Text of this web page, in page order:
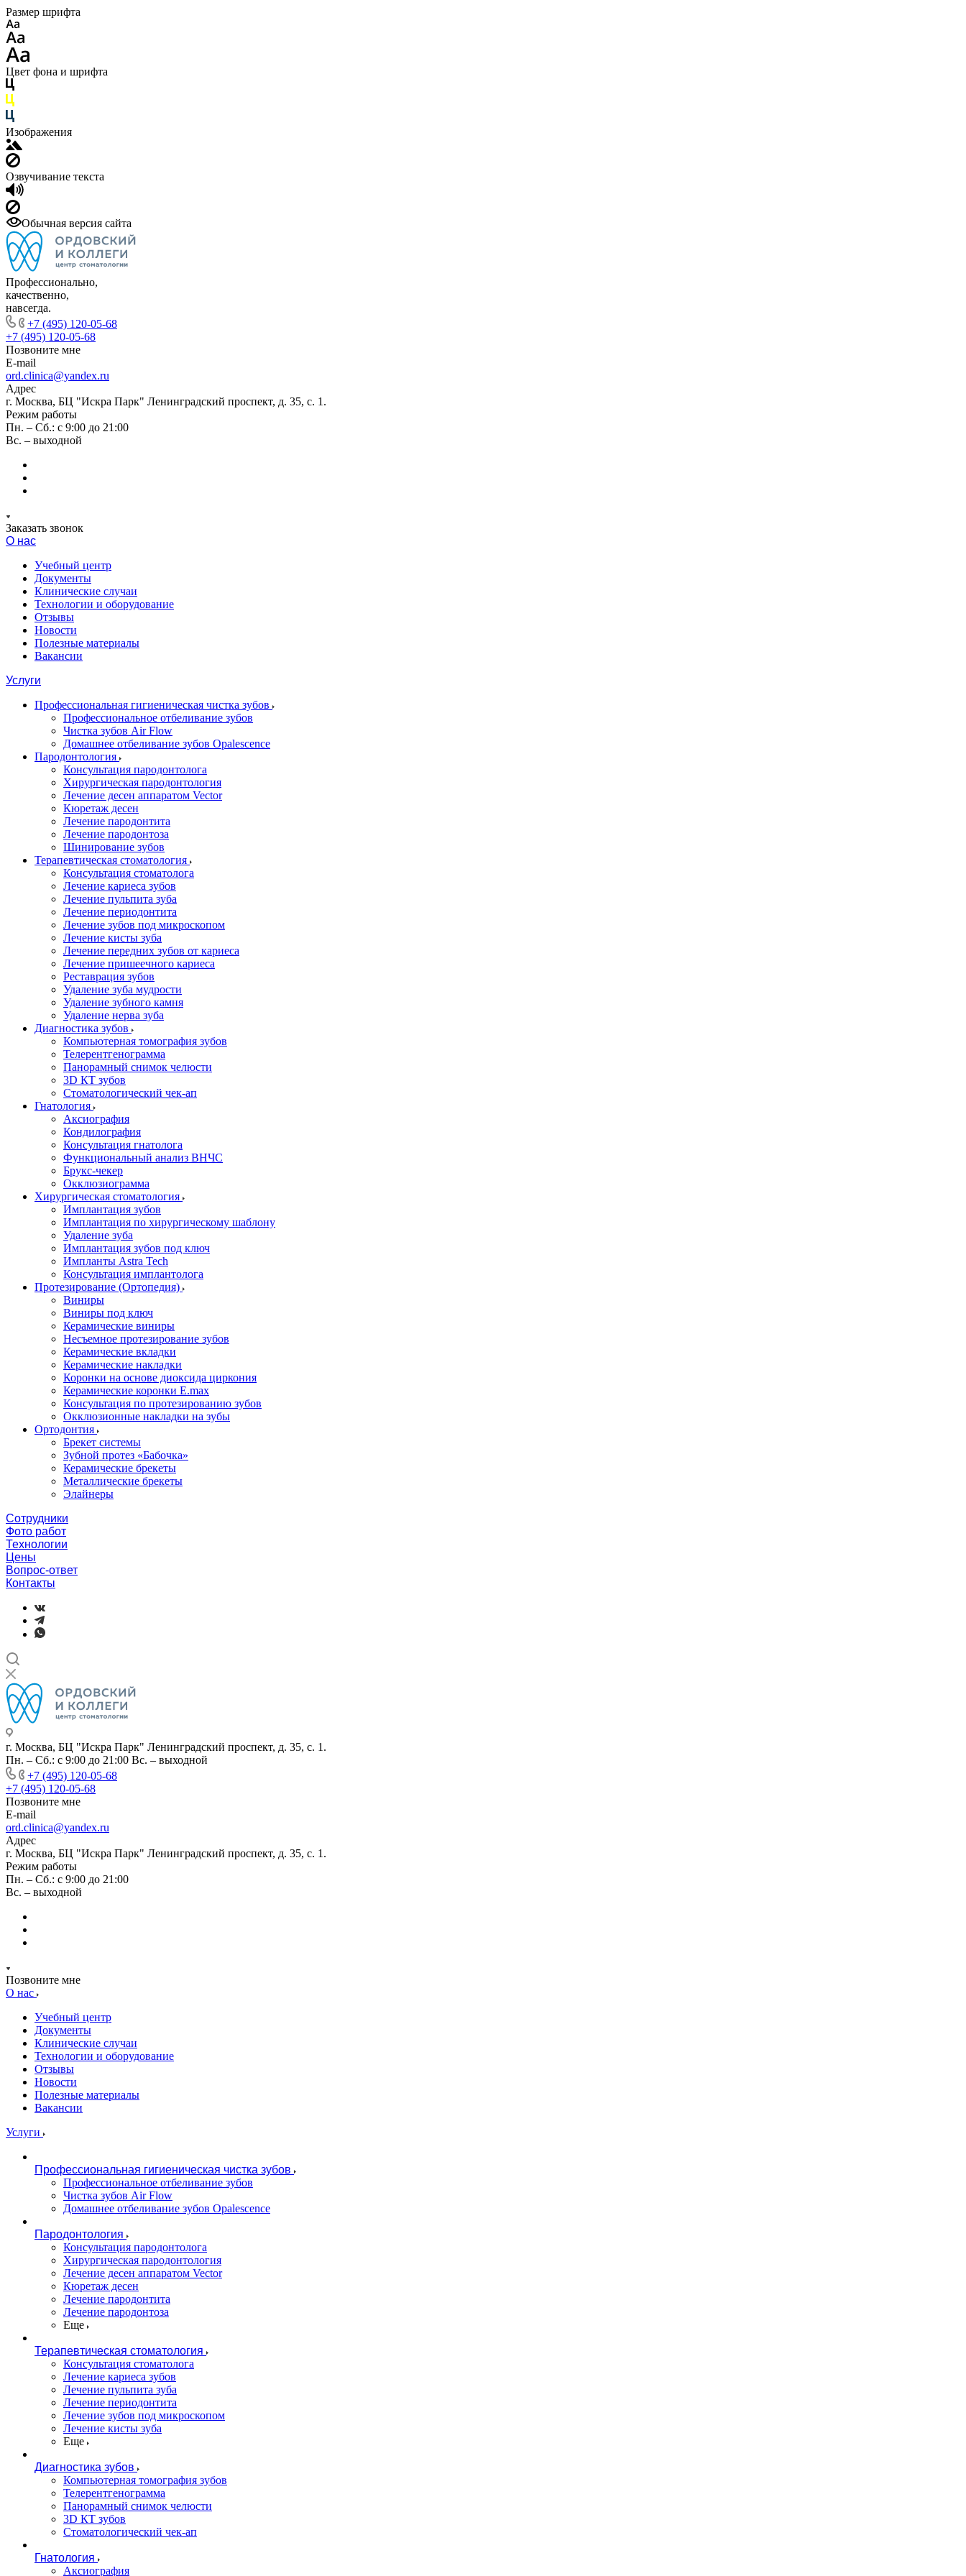
Размер шрифта
Цвет фона и шрифта
Изображения
Озвучивание текста
Обычная версия сайта
Профессионально,
качественно,
навсегда.
+7 (495) 120-05-68
+7 (495) 120-05-68
Позвоните мне
E-mail
ord.clinica@yandex.ru
Адрес
г. Москва, БЦ "Искра Парк" Ленинградский проспект, д. 35, с. 1.
Режим работы
Пн. – Сб.: с 9:00 до 21:00
Вс. – выходной
Заказать звонок
О нас
Учебный центр
Документы
Клинические случаи
Технологии и оборудование
Отзывы
Новости
Полезные материалы
Вакансии
Услуги
Профессиональная гигиеническая чистка зубов
Профессиональное отбеливание зубов
Чистка зубов Air Flow
Домашнее отбеливание зубов Opalescence
Пародонтология
Консультация пародонтолога
Хирургическая пародонтология
Лечение десен аппаратом Vector
Кюретаж десен
Лечение пародонтита
Лечение пародонтоза
Шинирование зубов
Терапевтическая стоматология
Консультация стоматолога
Лечение кариеса зубов
Лечение пульпита зуба
Лечение периодонтита
Лечение зубов под микроскопом
Лечение кисты зуба
Лечение передних зубов от кариеса
Лечение пришеечного кариеса
Реставрация зубов
Удаление зуба мудрости
Удаление зубного камня
Удаление нерва зуба
Диагностика зубов
Компьютерная томография зубов
Телерентгенограмма
Панорамный снимок челюсти
3D КТ зубов
Стоматологический чек-ап
Гнатология
Аксиография
Кондилография
Консультация гнатолога
Функциональный анализ ВНЧС
Брукс-чекер
Окклюзиограмма
Хирургическая стоматология
Имплантация зубов
Имплантация по хирургическому шаблону
Удаление зуба
Имплантация зубов под ключ
Импланты Astra Tech
Консультация имплантолога
Протезирование (Ортопедия)
Виниры
Виниры под ключ
Керамические виниры
Несъемное протезирование зубов
Керамические вкладки
Керамические накладки
Коронки на основе диоксида циркония
Керамические коронки E.max
Консультация по протезированию зубов
Окклюзионные накладки на зубы
Ортодонтия
Брекет системы
Зубной протез «Бабочка»
Керамические брекеты
Металлические брекеты
Элайнеры
Сотрудники
Фото работ
Технологии
Цены
Вопрос-ответ
Контакты
г. Москва, БЦ "Искра Парк" Ленинградский проспект, д. 35, с. 1.
Пн. – Сб.: с 9:00 до 21:00 Вс. – выходной
+7 (495) 120-05-68
+7 (495) 120-05-68
Позвоните мне
E-mail
ord.clinica@yandex.ru
Адрес
г. Москва, БЦ "Искра Парк" Ленинградский проспект, д. 35, с. 1.
Режим работы
Пн. – Сб.: с 9:00 до 21:00
Вс. – выходной
Позвоните мне
О нас
Учебный центр
Документы
Клинические случаи
Технологии и оборудование
Отзывы
Новости
Полезные материалы
Вакансии
Услуги
Профессиональная гигиеническая чистка зубов
Профессиональное отбеливание зубов
Чистка зубов Air Flow
Домашнее отбеливание зубов Opalescence
Пародонтология
Консультация пародонтолога
Хирургическая пародонтология
Лечение десен аппаратом Vector
Кюретаж десен
Лечение пародонтита
Лечение пародонтоза
Еще
Терапевтическая стоматология
Консультация стоматолога
Лечение кариеса зубов
Лечение пульпита зуба
Лечение периодонтита
Лечение зубов под микроскопом
Лечение кисты зуба
Еще
Диагностика зубов
Компьютерная томография зубов
Телерентгенограмма
Панорамный снимок челюсти
3D КТ зубов
Стоматологический чек-ап
Гнатология
Аксиография